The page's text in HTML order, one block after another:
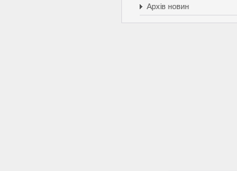
Архів новин